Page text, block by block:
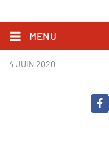
MENU
ROUSSEL.JPG
4 JUIN 2020